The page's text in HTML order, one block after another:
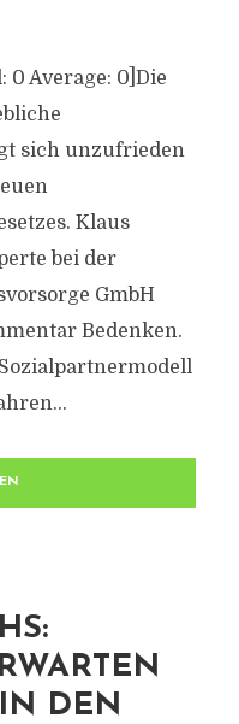
0 Average: 0]Die
sich unzufrieden
Klaus
bei der
GmbH
Bedenken.
DEN